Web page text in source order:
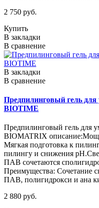
2 750 руб.
Купить
В закладки
В сравнение
В закладки
В сравнение
Предпилинговый гель
BIOTIME
Предпилинговый гель для
BIOMATRIX
Мягкая подготовка к
пилингу и снижения
ПАВ сочетаются
Преимущества: Сочетание
ПАВ, полигидрокси и ана
2 880 руб.